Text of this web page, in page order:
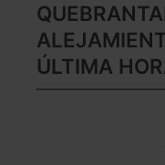
ÚLTIMA